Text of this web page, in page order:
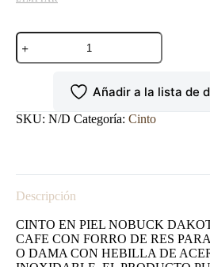
CINTO
NOBUCK
DAKOTA
Añadir a la lista de
SKU: N/D Categoría: Cinto
Descripción
CINTO EN PIEL NOBUCK
CAFE CON FORRO DE RES
O DAMA CON HEBILLA DE